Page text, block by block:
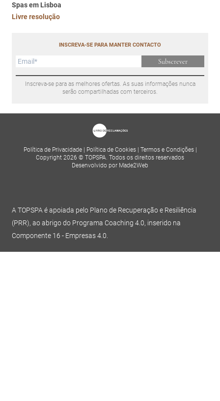
Spas em Lisboa
Livre resolução
INSCREVA-SE PARA MANTER CONTACTO
Subscrever
Inscreva-se para as melhores ofertas. As suas informações nunca
serão compartilhadas com terceiros.
Política de Privacidade Política de Cookies Termos e Condições
Copyright 2026 © TOPSPA. Todos os direitos reservados
Desenvolvido por Made2Web
A TOPSPA é apoiada pelo Plano de Recuperação e Resiliência
(PRR), ao abrigo do Programa Coaching 4.0, inserido na
Componente 16 - Empresas 4.0.